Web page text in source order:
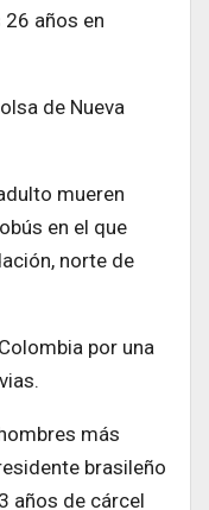
años en
de Nueva
mueren
en el que
norte de
por una
más
brasileño
años de cárcel